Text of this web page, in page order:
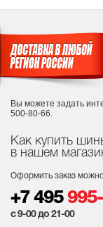
Как купить
в нашем
Оформить заказ
+7 495
с 9-00 до 21-00
Вы можете задать
500-80-66.